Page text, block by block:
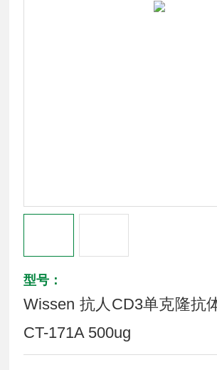
型号：
Wissen 抗人CD3单克隆抗
CT-171A 500ug